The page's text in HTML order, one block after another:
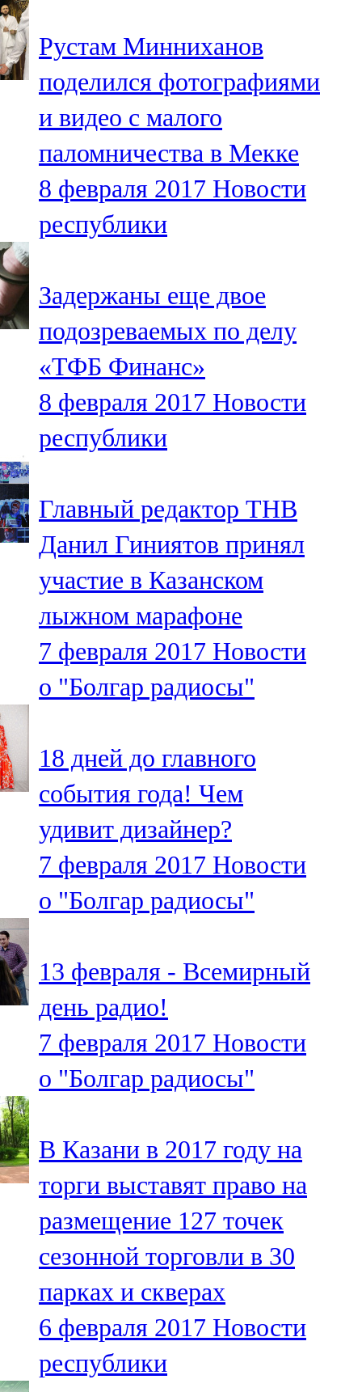
106,1 FM
Кама тамагы
71,51 FM
Кукмара
107,9 FM
Лениногорский
Мамадыш
106,2 FM
Минзәлә
107,3 FM
Мөслим
Нурлат
104,7 FM
Олы Әтнә
71,42 FM
Сарман
107,8 FM
106,1 FM
Түбән Кама
102,6 FM
Чирмешән
107,7 FM
103,0 FM
Чүпрәле
91,0 FM
Шәмәрдән
Яңа чишмә
107,0 FM
Яр Чаллы
105,5 FM
Рустам Минниханов
поделился фотографиями
и видео с малого
паломничества в Мекке
8 февраля 2017 Новости
республики
Задержаны еще двое
подозреваемых по делу
«ТФБ Финанс»
8 февраля 2017 Новости
республики
Главный редактор ТНВ
Данил Гиниятов принял
участие в Казанском
лыжном марафоне
7 февраля 2017 Новости
о "Болгар радиосы"
18 дней до главного
события года! Чем
удивит дизайнер?
7 февраля 2017 Новости
о "Болгар радиосы"
13 февраля - Всемирный
день радио!
7 февраля 2017 Новости
о "Болгар радиосы"
В Казани в 2017 году на
торги выставят право на
размещение 127 точек
сезонной торговли в 30
парках и скверах
6 февраля 2017 Новости
республики